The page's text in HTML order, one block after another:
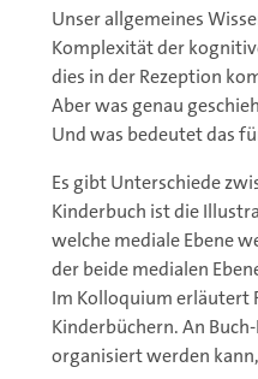
Unser allgemeines
Komplexität der
dies in der Rezeption
Aber was genau
Und was bedeutet das
Es gibt Unterschiede
Kinderbuch ist die
welche mediale Ebene
der beide medialen
Im Kolloquium erläutert
Kinderbüchern. An
organisiert werden